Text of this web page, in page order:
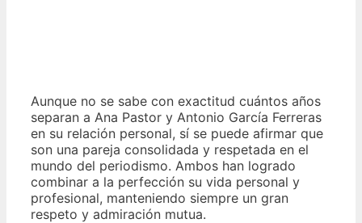
Aunque no se sabe con exactitud cuántos años
separan a Ana Pastor y Antonio García Ferreras
en su relación personal, sí se puede afirmar que
son una pareja consolidada y respetada en el
mundo del periodismo. Ambos han logrado
combinar a la perfección su vida personal y
profesional, manteniendo siempre un gran
respeto y admiración mutua.